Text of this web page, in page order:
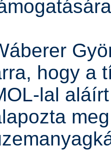
hogy a
lal